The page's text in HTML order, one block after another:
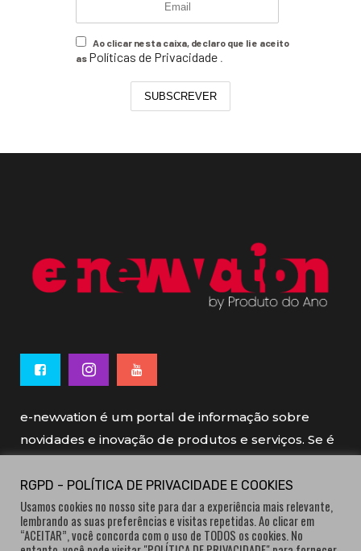
Ao clicar nesta caixa, declaro que li e aceito
as Políticas de Privacidade
SUBSCREVER
e-newvation é um portal de informação sobre
novidades e inovação de produtos e serviços. Se é
e-newvation tem o patrocínio do “Produto do
Ano”, o prémio de inovação atribuído por
RGPD - POLÍTICA DE PRIVACIDADE E COOKIES
Usamos cookies no nosso site para dar a experiência mais relevante,
lembrando as suas preferências e visitas repetidas. Ao clicar em
“ACEITAR”, você concorda com o uso de TODOS os cookies. No